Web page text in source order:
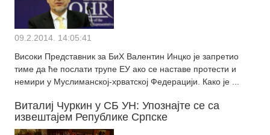
09.2.2014. 14:05:41
Високи Представник за БиХ Валентин Инцко је запретио
тиме да ће послати трупе ЕУ ако се наставе протести и
немири у Муслиманској-хрватској Федерацији. Како је ...
Виталиј Чуркин у СБ УН: Упознајте се са
извештајем Републике Српске